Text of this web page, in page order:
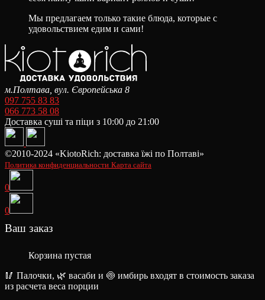
Мы предлагаем только такие блюда, которые с
удовольствием едим и сами!
м.Полтава, вул. Європейська 8
097 755 83 83
066 773 58 08
Доставка суші та піци з 10:00 до 21:00
©2010-2024 «KiotoRich: доставка їжі по Полтаві»
Политика конфиденциальности Карта сайта
0
0
Ваш заказ
Корзина пустая
🥢 Палочки, 🌿 васаби и 🍥 имбирь входят в стоимость заказа
из расчета веса порции